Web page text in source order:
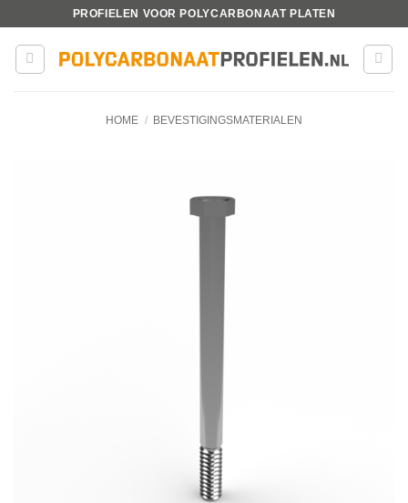
inhoud
PROFIELEN VOOR POLYCARBONAAT PLATEN
HOME / BEVESTIGINGSMATERIALEN